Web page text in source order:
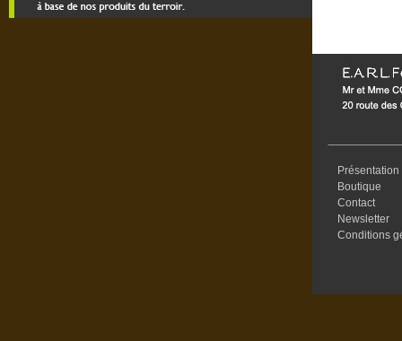
Présentation
Boutique
Contact
Newsletter
Conditions